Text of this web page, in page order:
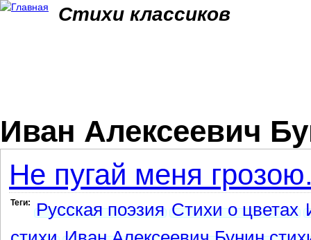
Стихи классиков
Иван Алексеевич
Не пугай меня
Теги: Русская поэзия Стихи о цветах